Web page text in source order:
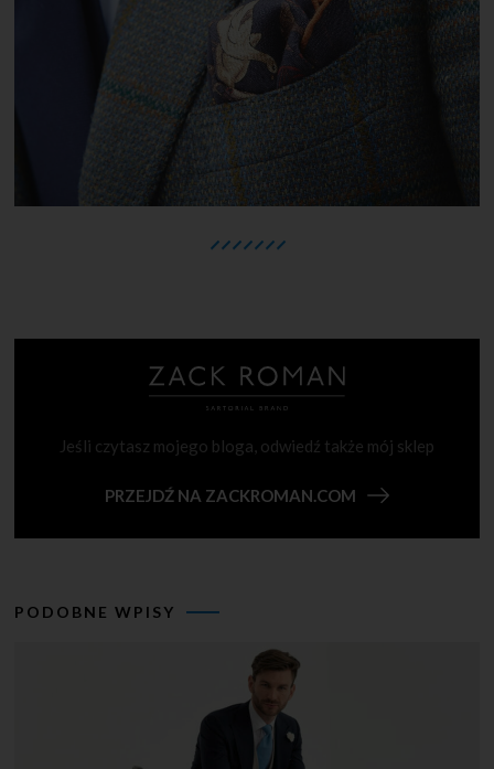
Jeśli czytasz mojego bloga, odwiedź także mój sklep
PRZEJDŹ NA ZACKROMAN.COM
PODOBNE WPISY